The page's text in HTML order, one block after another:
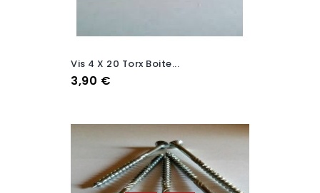
Vis 4 X 20 Torx Boite...
Prix
3,90 €